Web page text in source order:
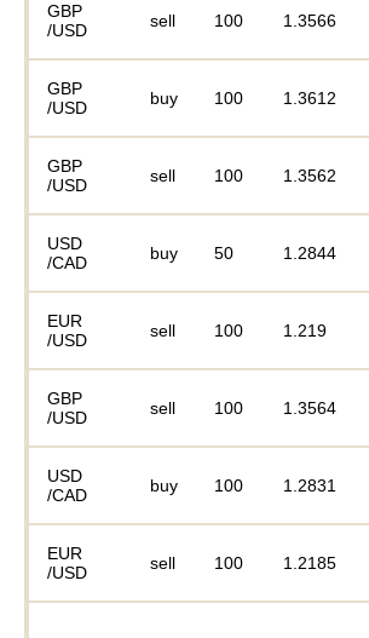
GBP
/USD
sell 100 1.3566
GBP
/USD
buy 100 1.3612
GBP
/USD
sell 100 1.3562
USD
/CAD
buy 50 1.2844
EUR
/USD
sell 100 1.219
GBP
/USD
sell 100 1.3564
USD
/CAD
buy 100 1.2831
EUR
/USD
sell 100 1.2185